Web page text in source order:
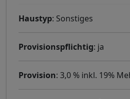
Haustyp: Sonstiges
Provisionspflichtig: ja
Provision: 3,0 % inkl. 19%